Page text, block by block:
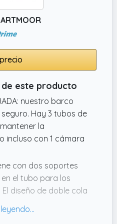
inflable con un
5 CV como
y disfrute del
este producto
nuestro barco
Hay 3 tubos de
la
incluso con 1 cámara
con dos soportes
el tubo para los
diseño de doble cola